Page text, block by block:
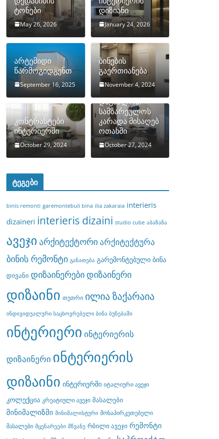
ტონები
May 26, 2026
დიზიანი
January 24, 2026
არტემიდი
წარმოგიდგენთ
September 16, 2025
ბინების
გაერთიანება
November 4, 2024
კონტრასტები
ინტერიერში
October 29, 2024
როგორ
დავმალოთ
სამზარეულოს
კარადა მისაღებ
ოთახში
October 27, 2024
ტეგები
binis remonti garemontebuli bina ilia zakaraia interieris
dizaineri interieris dizaini studio cube აბაზანა
ავეჯი არქიტექტორიარქიტექტურა
ბინის რემონტი განათება გარემონტებული ბინა
დივანი დიზაინერებიდიზაინერი
დიზაინი თეთრი ილია ზაქარაია
ინდივიდუალური საცხოვრებელი ბინა ბუნებაში
ინტერიერი ინტერიერის
დიზაინერი ინტერიერის
დიზაინი ინტერიერში იტალიური ავეჯი
კოლექცია კრეატიული ავეჯი მასალები
მინიმალიზმი მინიმალისტური მოსაპირკეთებელი
მასალები მცენარეები მწვანე რბილი ავეჯი რემონტი